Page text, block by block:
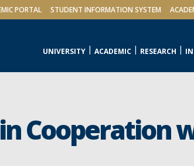
PORTAL STUDENT INFORMATION SYSTEM
UNIVERSITY ACADEMIC RESEARCH
Cooperation